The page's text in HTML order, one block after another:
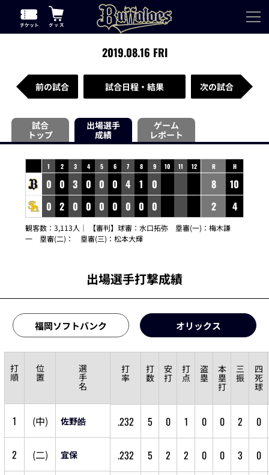
2019.08.16 FRI
前の試合 試合日程・結果 次の試合
試合
トップ
出場選手
成績
ゲーム
レポート
1 2 3 4 5 6 7 8 9 10 11 12
0 0 3 0 0 0 4 1
0
0 2 0 0 0 0 0 0 0
R H
8
10
2
4
観客数：3,113人｜ 【審判】球審： 水口拓弥 塁審(一)： 梅木謙
一 塁審(二)： 塁審(三)： 松本大輝
出場選手打撃成績
福岡ソフトバンク オリックス
打
順
位
置
選
手
名
打
率
打
数
安
打
打
点
盗
塁
本
塁
打
三
振
四
死
球
1 (中) 佐野皓 .232 5 0 1 0 0 2 0
2 (二) 宜保 .232 5 2 2 0 0 3 0